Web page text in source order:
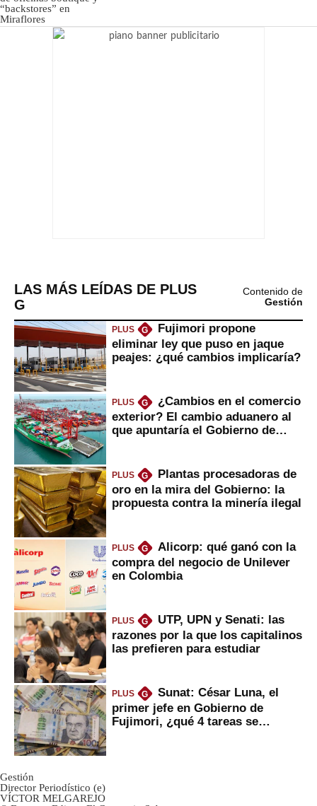
LAS MÁS LEÍDAS DE PLUS
G
Contenido de
Gestión
PLUS G
Fujimori propone
eliminar ley que puso en jaque
peajes: ¿qué cambios implicaría?
PLUS G
¿Cambios en el comercio
exterior? El cambio aduanero al
que apuntaría el Gobierno de
PLUS G
Plantas procesadoras de
oro en la mira del Gobierno: la
propuesta contra la minería ilegal
PLUS G
Alicorp: qué ganó con la
compra del negocio de Unilever
en Colombia
PLUS G
UTP, UPN y Senati: las
razones por la que los capitalinos
las prefieren para estudiar
PLUS G
Sunat: César Luna, el
primer jefe en Gobierno de
Fujimori, ¿qué 4 tareas se
Gestión
Director Periodístico (e)
VÍCTOR MELGAREJO